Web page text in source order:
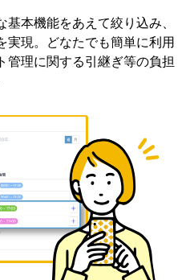
本機能をあえて絞り込み、
実現。どなたでも簡単に利用
管理に関する引継ぎ等の負担